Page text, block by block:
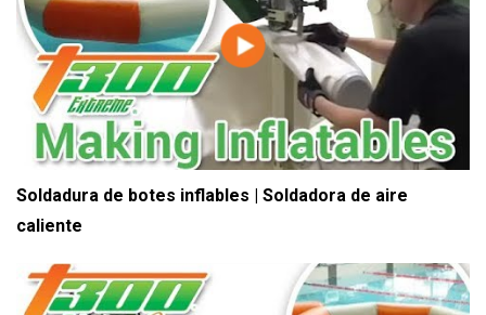
Soldadura de botes inflables | Soldadora de aire
caliente